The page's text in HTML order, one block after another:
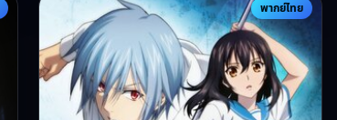
พากย์ไทย